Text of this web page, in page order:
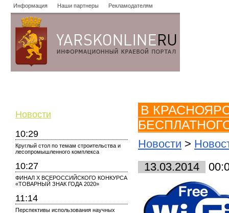
Информация Наши партнеры Рекламодателям
Новости
10:29
Круглый стол по темам строительства и
лесопромышленного комплекса
10:27
ФИНАЛ X ВСЕРОССИЙСКОГО КОНКУРСА
«ТОВАРНЫЙ ЗНАК ГОДА 2020»
11:14
Перспективы использования научных
В
Новости >
13.03.2014